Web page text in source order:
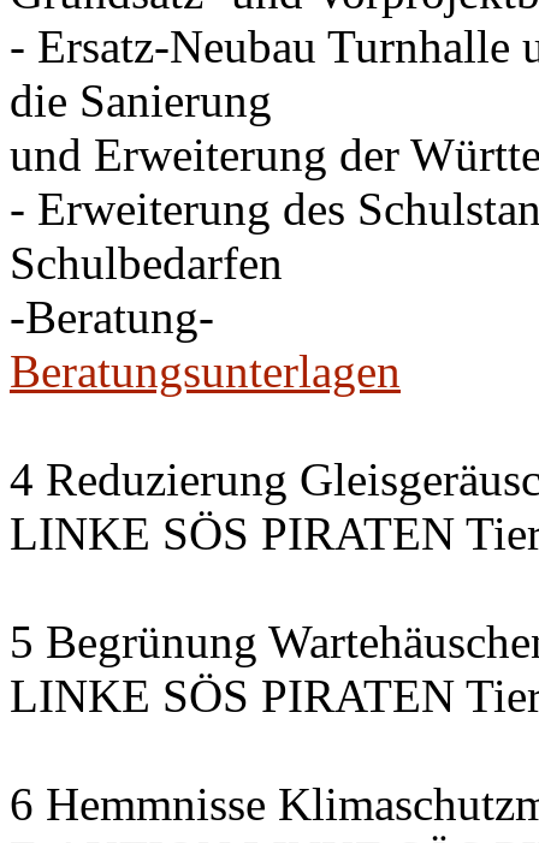
- Ersatz-Neubau Turnhalle
die Sanierung
und Erweiterung der
- Erweiterung des
Schulbedarfen
-Beratung-
Beratungsunterlagen
4 Reduzierung
LINKE SÖS PIRATEN
5 Begrünung
LINKE SÖS PIRATEN
6 Hemmnisse